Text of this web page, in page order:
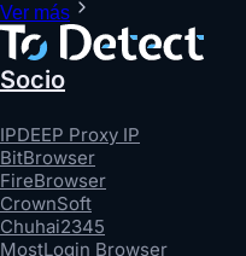
Ver más
Socio
IPDEEP Proxy IP
BitBrowser
FireBrowser
CrownSoft
Chuhai2345
MostLogin Browser